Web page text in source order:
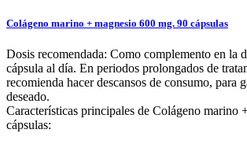
Colágeno marino + magnesio 600 mg. 90 cápsulas
Dosis recomendada: Como complemento en la
cápsula al día. En periodos prolongados de
recomienda hacer descansos de consumo, para
deseado.
Características principales de Colágeno marino
cápsulas: